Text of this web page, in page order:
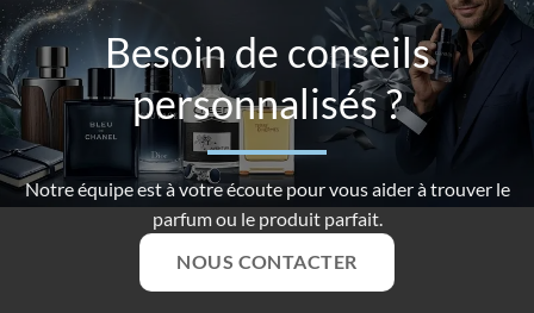
Besoin de conseils
personnalisés ?
Notre équipe est à votre écoute pour vous aider à trouver le
parfum ou le produit parfait.
NOUS CONTACTER